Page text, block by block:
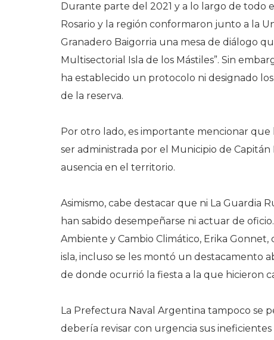
Durante parte del 2021 y a lo largo de todo
Rosario y la región conformaron junto a la
Granadero Baigorria una mesa de diálogo
Multisectorial Isla de los Mástiles”. Sin
ha establecido un protocolo ni designado
de la reserva.
Por otro lado, es importante mencionar que
ser administrada por el Municipio de
ausencia en el territorio.
Asimismo, cabe destacar que ni La Guardia
han sabido desempeñarse ni actuar de
Ambiente y Cambio Climático, Erika
isla, incluso se les montó un destacamento
de donde ocurrió la fiesta a la que hicieron
La Prefectura Naval Argentina tampoco se
debería revisar con urgencia sus